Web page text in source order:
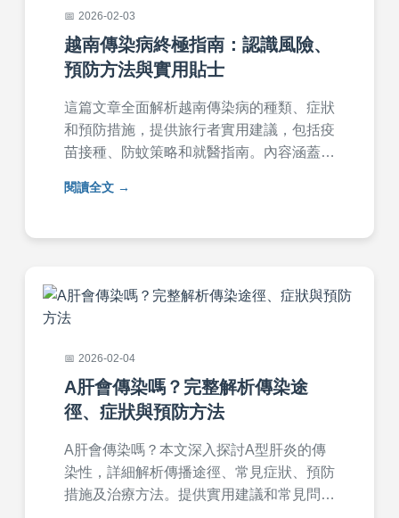
2026-02-03
越南傳染病終極指南：認識風險、
預防方法與實用貼士
這篇文章全面解析越南傳染病的種類、症狀
和預防措施，提供旅行者實用建議，包括疫
苗接種、防蚊策略和就醫指南。內容涵蓋登
南行程，降低感染風險。
閱讀全文
2026-02-04
A肝會傳染嗎？完整解析傳染途
徑、症狀與預防方法
A肝會傳染嗎？本文深入探討A型肝炎的傳
染性，詳細解析傳播途徑、常見症狀、預防
措施及治療方法。提供實用建議和常見問